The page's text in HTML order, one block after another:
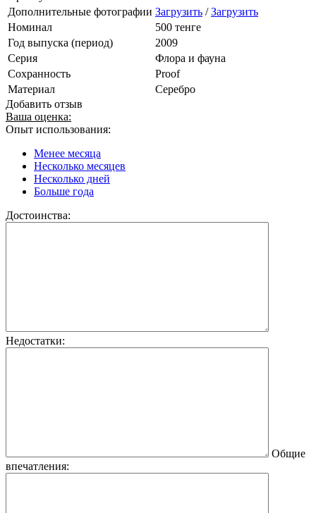
Дополнительные фотографии Загрузить /Загрузить
Номинал
500 тенге
Год выпуска (период)
2009
Серия
Флора и фауна
Сохранность
Proof
Материал
Серебро
Добавить отзыв
Ваша оценка:
Опыт использования:
Менее месяца
Несколько месяцев
Несколько дней
Больше года
Достоинства:
Недостатки:
Общие
впечатления: